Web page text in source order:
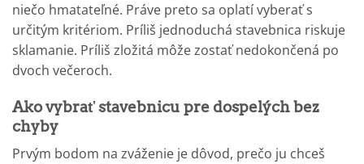
niečo hmatateľné. Práve preto sa oplatí vyberať s
určitým kritériom. Príliš jednoduchá stavebnica riskuje
sklamanie. Príliš zložitá môže zostať nedokončená po
dvoch večeroch.
Ako vybrať stavebnicu pre dospelých bez
chyby
Prvým bodom na zváženie je dôvod, prečo ju chceš